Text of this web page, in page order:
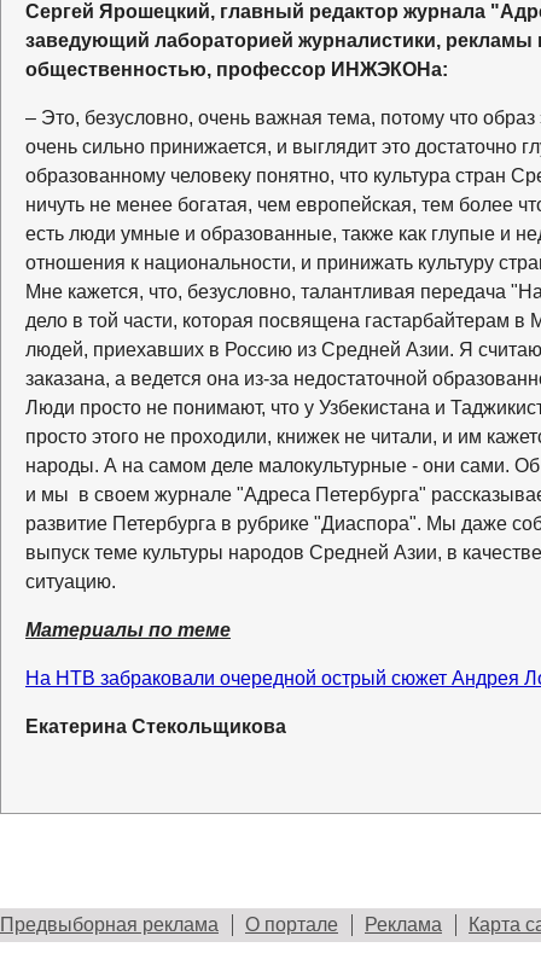
Сергей Ярошецкий, главный редактор журнала
заведующий лабораторией журналистики, рекламы
общественностью, профессор ИНЖЭКОНа:
– Это, безусловно, очень важная тема, потому что
очень сильно принижается, и выглядит это достаточно
образованному человеку понятно, что культура стран
ничуть не менее богатая, чем европейская, тем более
есть люди умные и образованные, также как глупые и
отношения к национальности, и принижать культуру
Мне кажется, что, безусловно, талантливая передача
дело в той части, которая посвящена гастарбайтерам
людей, приехавших в Россию из Средней Азии. Я
заказана, а ведется она из-за недостаточной
Люди просто не понимают, что у Узбекистана и
просто этого не проходили, книжек не читали, и им
народы. А на самом деле малокультурные - они сами. Об
и мы в своем журнале "Адреса Петербурга"
развитие Петербурга в рубрике "Диаспора". Мы даже
выпуск теме культуры народов Средней Азии, в
ситуацию.
Материалы по теме
На НТВ забраковали очередной острый сюжет Андрея
Екатерина Стекольщикова
Предвыборная реклама О портале Реклама Карта